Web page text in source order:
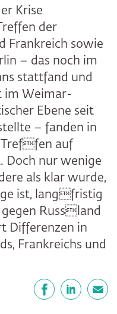
Krise
der
Frankreich sowie
– das noch im
stattfand und
im Weimar-
Ebene seit
– fanden in
Treffen auf
Doch nur wenige
als klar wurde,
ist, langfristig
Russland
Differenzen in
Frankreichs und